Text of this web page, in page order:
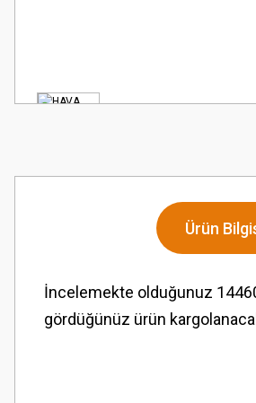
Ürün
İncelemekte olduğunuz
gördüğünüz ürün